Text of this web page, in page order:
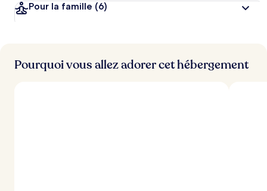
Pour la famille (6)
Pourquoi vous allez adorer cet hébergement